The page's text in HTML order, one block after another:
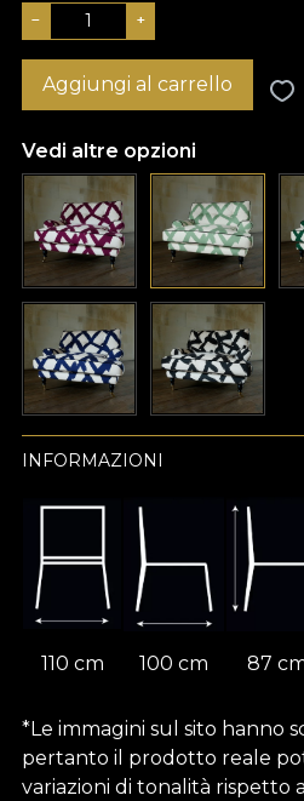
− +
Aggiungi al carrello
Vedi altre opzioni
INFORMAZIONI
110 cm 100 cm 87
*Le immagini sul sito hanno
pertanto il prodotto reale
variazioni di tonalità rispetto